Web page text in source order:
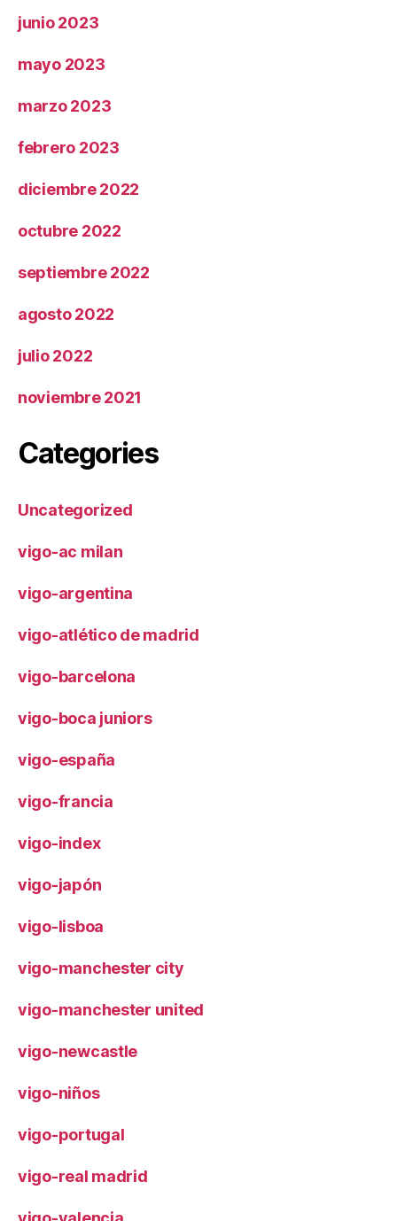
junio 2023
mayo 2023
marzo 2023
febrero 2023
diciembre 2022
octubre 2022
septiembre 2022
agosto 2022
julio 2022
noviembre 2021
Categories
Uncategorized
vigo-ac milan
vigo-argentina
vigo-atlético de madrid
vigo-barcelona
vigo-boca juniors
vigo-españa
vigo-francia
vigo-index
vigo-japón
vigo-lisboa
vigo-manchester city
vigo-manchester united
vigo-newcastle
vigo-niños
vigo-portugal
vigo-real madrid